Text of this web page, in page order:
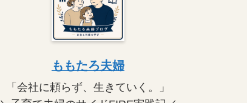
ももたろ夫婦
「会社に頼らず、生きていく。」